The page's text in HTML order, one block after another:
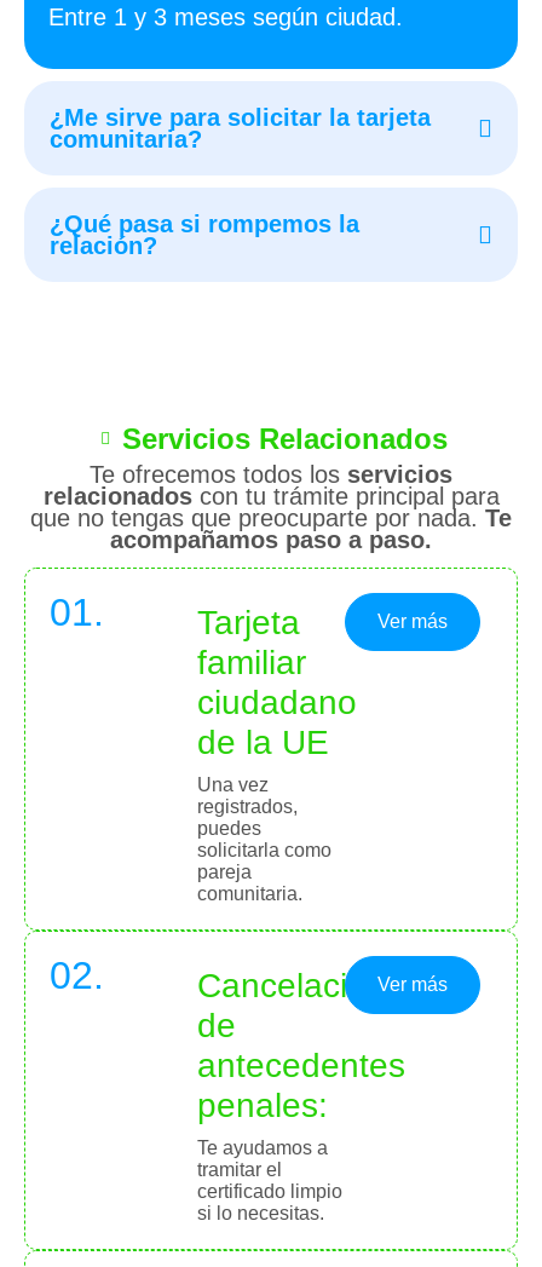
Entre 1 y 3 meses según ciudad.
¿Me sirve para solicitar la tarjeta
comunitaria?
¿Qué pasa si rompemos la
relación?
Servicios Relacionados
Te ofrecemos todos los servicios
relacionadoscon tu trámite principal para
que no tengas que preocuparte por nada. Te
acompañamos paso a paso.
01.
Tarjeta
familiar
ciudadano
de la UE
Una vez
registrados,
puedes
solicitarla como
pareja
comunitaria.
Ver más
02.
Cancelación
de
antecedentes
penales:
Te ayudamos a
tramitar el
certificado limpio
si lo necesitas.
Ver más